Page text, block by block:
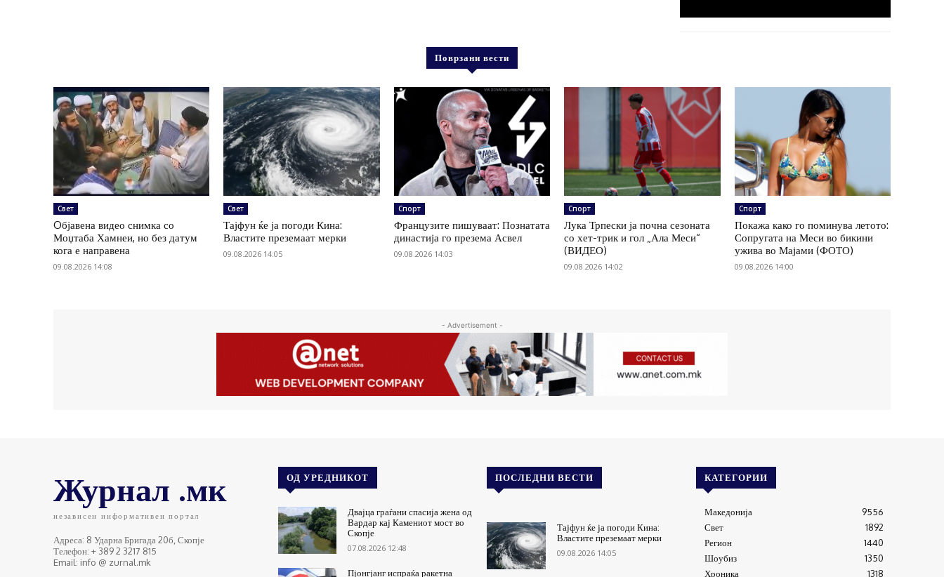
Поврзани вести
Свет
Oбјавена видео снимка со
Моџтаба Хамнеи, но без датум
кога е направена
09.08.2026 14:08
Свет
Тајфун ќе ја погоди Кина:
Властите преземаат мерки
09.08.2026 14:05
Спорт
Французите пишуваат: Познатата
династија го презема Асвел
09.08.2026 14:03
Спорт
Лука Трпески ја почна сезоната
со хет-трик и гол „Ала Меси“
(ВИДЕО)
09.08.2026 14:02
Спорт
Покажа како го поминува летото:
Сопругата на Меси во бикини
ужива во Мајами (ФОТО)
09.08.2026 14:00
- Advertisement -
Журнал .мк
независен информативен портал
Адреса: 8 Ударна Бригада 20б, Скопје
Телефон: + 389 2 3217 815
Email: info @ zurnal.mk
ОД УРЕДНИКОТ
Двајца граѓани спасија жена од
Вардар кај Камениот мост во
Скопје
07.08.2026 12:48
Пјонгјанг испраќа ракетна
ПОСЛЕДНИ ВЕСТИ
Тајфун ќе ја погоди Кина:
Властите преземаат мерки
09.08.2026 14:05
КАТЕГОРИИ
Македонија
9556
Свет
1892
Регион
1440
Шоубиз
1350
Хроника
1318